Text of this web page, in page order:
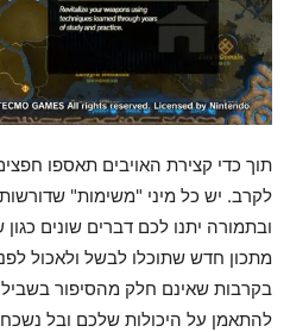
תוך כדי קצירת האויבים תאספו
לקרב. יש כל מיני "משימות"
ובתמורה יתנו לכם דברים שונים
מתכון חדש שתוכלו לבשל ולאכול
בקרבות שאינם חלק מהסיפור
להתאמן על היכולות שלכם ובל